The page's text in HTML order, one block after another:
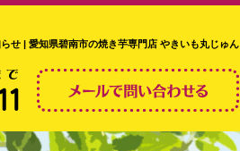
せ | 愛知県碧南市の焼き芋専門店 やきいも丸じゅん